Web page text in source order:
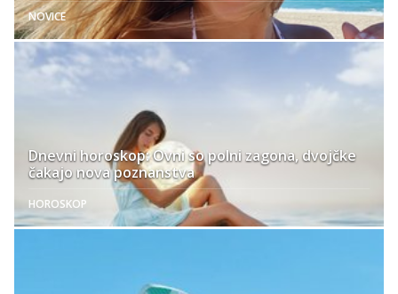
NOVICE
Dnevni horoskop: Ovni so polni zagona, dvojčke
čakajo nova poznanstva
HOROSKOP